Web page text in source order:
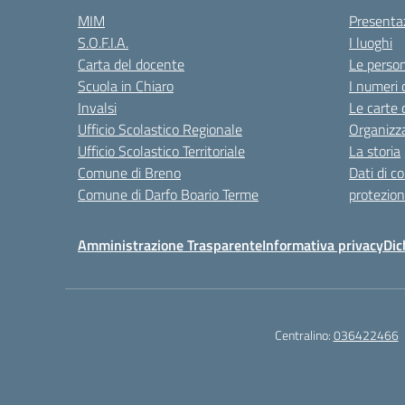
MIM
S.O.F.I.A.
Carta del docente
Scuola in Chiaro
Invalsi
Ufficio Scolastico Regionale
Ufficio Scolastico Territoriale
Comune di Breno
Comune di Darfo Boario Terme
I luoghi
Le
I numeri
Le carte
La storia
Dati di
Amministrazione TrasparenteInformativa privacy
Centralino:036422466